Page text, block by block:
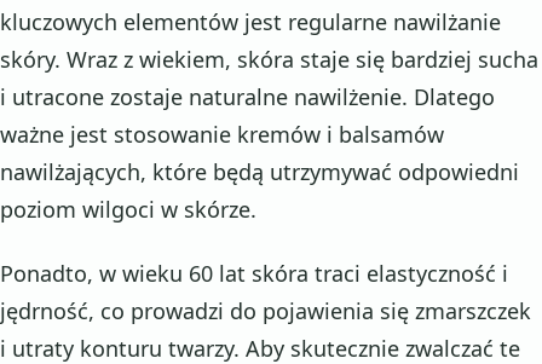
kluczowych elementów jest regularne nawilżanie
skóry. Wraz z wiekiem, skóra staje się bardziej sucha
i utracone zostaje naturalne nawilżenie. Dlatego
ważne jest stosowanie kremów i balsamów
nawilżających, które będą utrzymywać odpowiedni
poziom wilgoci w skórze.
Ponadto, w wieku 60 lat skóra traci elastyczność i
jędrność, co prowadzi do pojawienia się zmarszczek
i utraty konturu twarzy. Aby skutecznie zwalczać te